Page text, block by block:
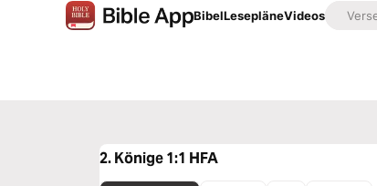
BibelLesepläneVideos
2. Könige 1:1 HFA